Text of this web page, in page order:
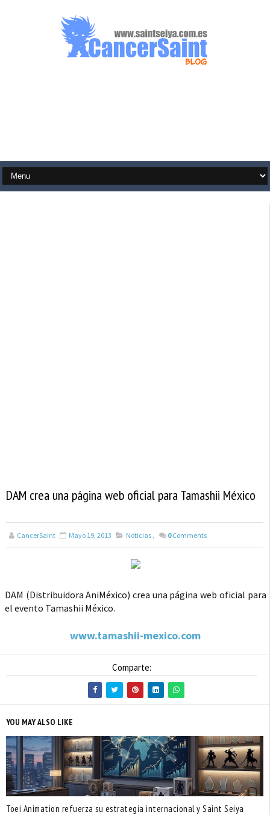
DAM crea una página web oficial para Tamashii México
CancerSaint Mayo 19, 2013 Noticias , 0 Comments
DAM (Distribuidora AniMéxico) crea una página web oficial para
el evento Tamashii México.
www.tamashii-mexico.com
Comparte:
YOU MAY ALSO LIKE
Toei Animation refuerza su estrategia internacional y Saint Seiya